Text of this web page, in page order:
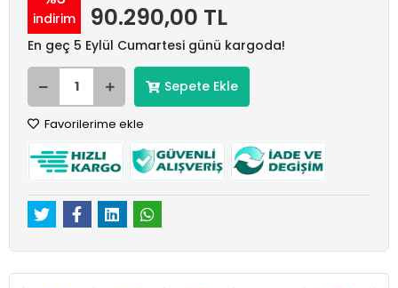
indirim 90.290,00 TL
En geç 5 Eylül Cumartesi günü kargoda!
Sepete Ekle
Favorilerime ekle